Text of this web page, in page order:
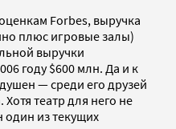
Forbes, выручка
плюс игровые залы)
выручки
году $600 млн. Да и к
— среди его друзей
театр для него не
один из текущих